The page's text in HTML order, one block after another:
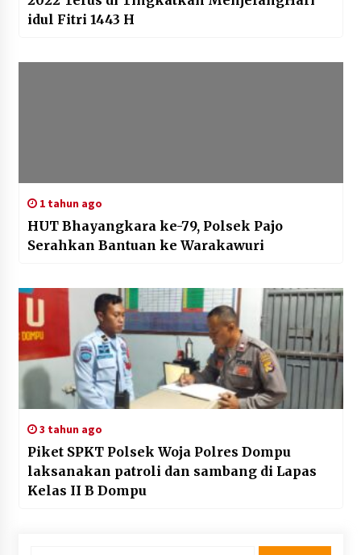
idul Fitri 1443 H
1 tahun ago
HUT Bhayangkara ke-79, Polsek Pajo
Serahkan Bantuan ke Warakawuri
3 tahun ago
Piket SPKT Polsek Woja Polres Dompu
laksanakan patroli dan sambang di Lapas
Kelas II B Dompu